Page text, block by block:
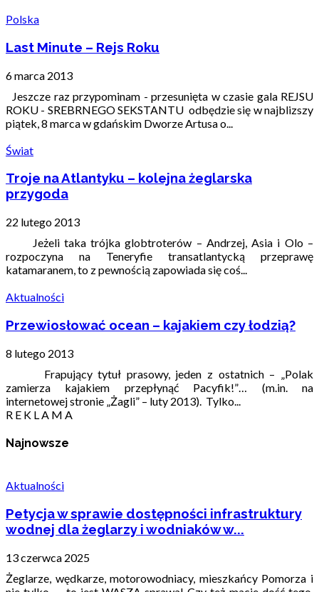
Polska
Last Minute – Rejs Roku
6 marca 2013
Jeszcze raz przypominam - przesunięta w czasie gala REJSU
ROKU - SREBRNEGO SEKSTANTU odbędzie się w najblizszy
piątek, 8 marca w gdańskim Dworze Artusa o...
Świat
Troje na Atlantyku – kolejna żeglarska
przygoda
22 lutego 2013
Jeżeli taka trójka globtroterów – Andrzej, Asia i Olo –
rozpoczyna na Teneryfie transatlantycką przeprawę
katamaranem, to z pewnością zapowiada się coś...
Aktualności
Przewiosłować ocean – kajakiem czy łodzią?
8 lutego 2013
Frapujący tytuł prasowy, jeden z ostatnich – „Polak
zamierza kajakiem przepłynąć Pacyfik!”… (m.in. na
internetowej stronie „Żagli” – luty 2013). Tylko...
R E K L A M A
Najnowsze
Aktualności
Petycja w sprawie dostępności infrastruktury
wodnej dla żeglarzy i wodniaków w...
13 czerwca 2025
Żeglarze, wędkarze, motorowodniacy, mieszkańcy Pomorza i